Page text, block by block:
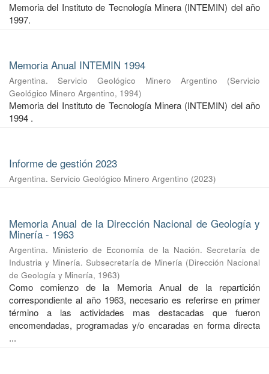
Memoria del Instituto de Tecnología Minera (INTEMIN) del año
1997.
Memoria Anual INTEMIN 1994
Argentina. Servicio Geológico Minero Argentino (Servicio
Geológico Minero Argentino, 1994)
Memoria del Instituto de Tecnología Minera (INTEMIN) del año
1994 .
Informe de gestión 2023
Argentina. Servicio Geológico Minero Argentino (2023)
Memoria Anual de la Dirección Nacional de Geología y
Minería - 1963
Argentina. Ministerio de Economía de la Nación. Secretaría de
Industria y Minería. Subsecretaría de Minería (Dirección Nacional
de Geología y Minería, 1963)
Como comienzo de la Memoria Anual de la repartición
correspondiente al año 1963, necesario es referirse en primer
término a las actividades mas destacadas que fueron
encomendadas, programadas y/o encaradas en forma directa
...